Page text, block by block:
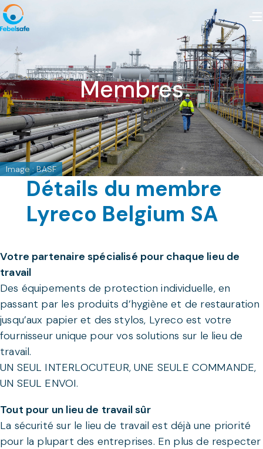
Membres
Image : BASF
Détails du membre
Lyreco Belgium SA
Votre partenaire spécialisé pour chaque lieu de
travail
Des équipements de protection individuelle, en
passant par les produits d’hygiène et de restauration
jusqu’aux papier et des stylos, Lyreco est votre
fournisseur unique pour vos solutions sur le lieu de
travail.
UN SEUL INTERLOCUTEUR, UNE SEULE COMMANDE,
UN SEUL ENVOI.
Tout pour un lieu de travail sûr
La sécurité sur le lieu de travail est déjà une priorité
pour la plupart des entreprises. En plus de respecter